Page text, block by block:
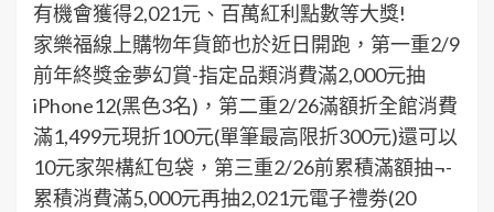
有機會獲得2,021元、百萬紅利點數等大獎!
家樂福線上購物年貨節也於近日開跑，第一重2/9
前年終獎金夢幻賞-指定品類消費滿2,000元抽
iPhone12(黑色3名)，第二重2/26滿額折全館消費
滿1,499元現折100元(單筆最高限折300元)還可以
10元家架構紅包袋，第三重2/26前累積滿額抽¬-
累積消費滿5,000元再抽2,021元電子禮劵(20